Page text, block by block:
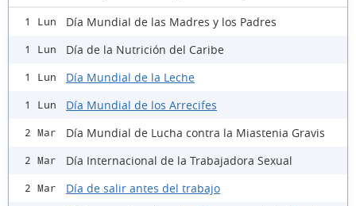
1 Lun Día Mundial de las Madres y los Padres
1 Lun Día de la Nutrición del Caribe
1 Lun Día Mundial de la Leche
1 Lun Día Mundial de los Arrecifes
2 Mar Día Mundial de Lucha contra la Miastenia Gravis
2 Mar Día Internacional de la Trabajadora Sexual
2 Mar Día de salir antes del trabajo